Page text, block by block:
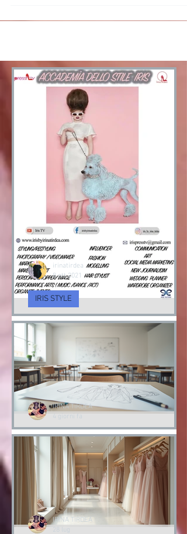
Servizi di Consulenza
d’Imagine e cambio Stile
Consulenza d’immagine & Cambio Stile
IRIS STYLE
irinatirdea
8 ott 2021
Corsi di moda professionale:
Percorsi di Formazione
all'Iris Academy of Style
La moda è un linguaggio. Un modo per
IRINA TIRDEA
4 giorni fa